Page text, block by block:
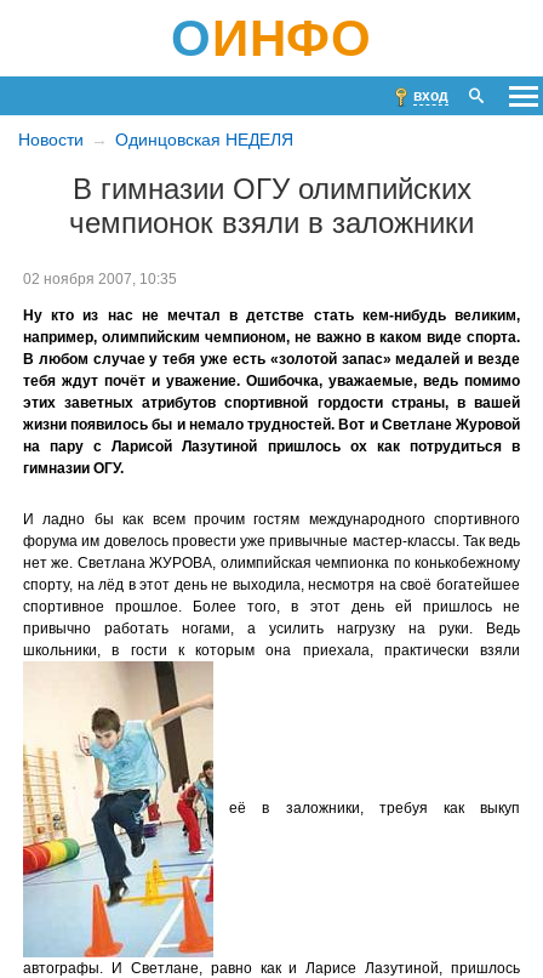
ОИНФО
вход
Новости Одинцовская НЕДЕЛЯ
В гимназии ОГУ олимпийских
чемпионок взяли в заложники
02 ноября 2007, 10:35
Ну кто из нас не мечтал в детстве стать кем-нибудь великим,
например, олимпийским чемпионом, не важно в каком виде спорта.
В любом случае у тебя уже есть «золотой запас» медалей и везде
тебя ждут почёт и уважение. Ошибочка, уважаемые, ведь помимо
этих заветных атрибутов спортивной гордости страны, в вашей
жизни появилось бы и немало трудностей. Вот и Светлане Журовой
на пару с Ларисой Лазутиной пришлось ох как потрудиться в
гимназии ОГУ.
И ладно бы как всем прочим гостям международного спортивного
форума им довелось провести уже привычные мастер-классы. Так ведь
нет же. Светлана ЖУРОВА, олимпийская чемпионка по конькобежному
спорту, на лёд в этот день не выходила, несмотря на своё богатейшее
спортивное прошлое. Более того, в этот день ей пришлось не
привычно работать ногами, а усилить нагрузку на руки. Ведь
школьники, в гости к которым она приехала, практически взяли
её в заложники, требуя как выкуп
автографы. И Светлане, равно как и Ларисе Лазутиной, пришлось